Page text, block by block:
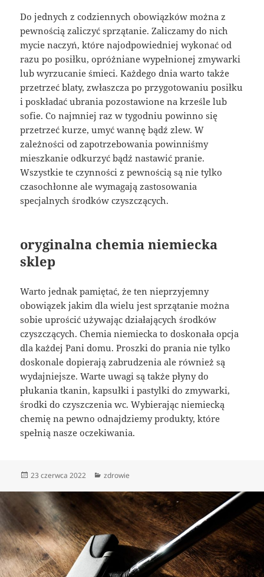
Do jednych z codziennych obowiązków można z
pewnością zaliczyć sprzątanie. Zaliczamy do nich
mycie naczyń, które najodpowiedniej wykonać od
razu po posiłku, opróżniane wypełnionej zmywarki
lub wyrzucanie śmieci. Każdego dnia warto także
przetrzeć blaty, zwłaszcza po przygotowaniu posiłku
i poskładać ubrania pozostawione na krześle lub
sofie. Co najmniej raz w tygodniu powinno się
przetrzeć kurze, umyć wannę bądź zlew. W
zależności od zapotrzebowania powinniśmy
mieszkanie odkurzyć bądź nastawić pranie.
Wszystkie te czynności z pewnością są nie tylko
czasochłonne ale wymagają zastosowania
specjalnych środków czyszczących.
oryginalna chemia niemiecka
sklep
Warto jednak pamiętać, że ten nieprzyjemny
obowiązek jakim dla wielu jest sprzątanie można
sobie uprościć używając działających środków
czyszczących. Chemia niemiecka to doskonała opcja
dla każdej Pani domu. Proszki do prania nie tylko
doskonale dopierają zabrudzenia ale również są
wydajniejsze. Warte uwagi są także płyny do
płukania tkanin, kapsułki i pastylki do zmywarki,
środki do czyszczenia wc. Wybierając niemiecką
chemię na pewno odnajdziemy produkty, które
spełnią nasze oczekiwania.
Data
23 czerwca 2022 Kategorie
zdrowie